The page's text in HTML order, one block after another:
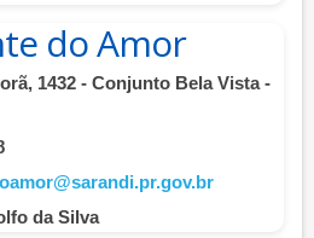
do Amor
1432 - Conjunto Bela Vista -
da Silva